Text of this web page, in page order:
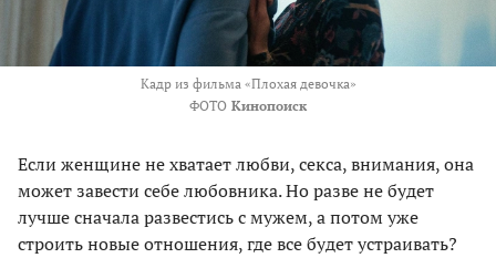
Кадр из фильма «Плохая девочка»
ФОТО Кинопоиск
Если женщине не хватает любви, секса, внима­ния, она
может завести себе любовника. Но разве не будет
лучше сначала развестись с мужем, а потом уже
строить новые отношения, где все будет устраивать?